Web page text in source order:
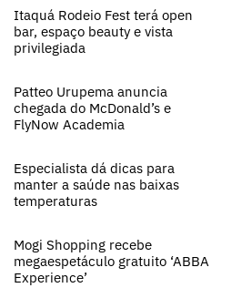
Itaquá Rodeio Fest terá open
bar, espaço beauty e vista
privilegiada
Patteo Urupema anuncia
chegada do McDonald’s e
FlyNow Academia
Especialista dá dicas para
manter a saúde nas baixas
temperaturas
Mogi Shopping recebe
megaespetáculo gratuito ‘ABBA
Experience’